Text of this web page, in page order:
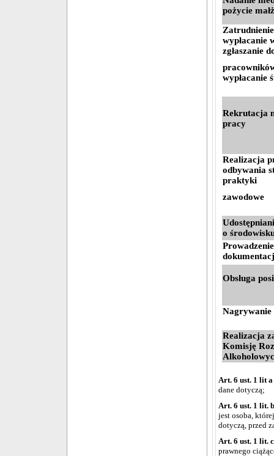
pożycie
wypłacanie
zgłaszanie
wypłacanie
Rekrutacja
pracy
Realizacja
odbywania
praktyki
zawodowe
o
Obsługa
Nagrywanie
Realizacja
Komisję
Art. 6 ust. 1 lit
dane dotyczą;
Art. 6 ust. 1 lit.
jest osoba,
dotyczą, przed
Art. 6 ust. 1 lit.
prawnego